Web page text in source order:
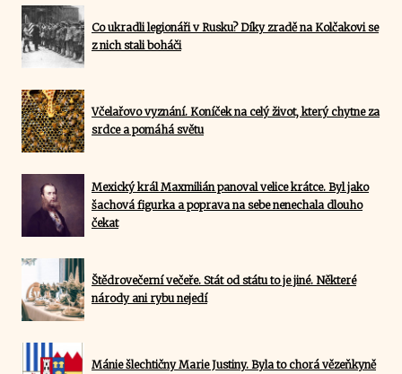
Co ukradli legionáři v Rusku? Díky zradě na Kolčakovi se
z nich stali boháči
Včelařovo vyznání. Koníček na celý život, který chytne za
srdce a pomáhá světu
Mexický král Maxmilián panoval velice krátce. Byl jako
šachová figurka a poprava na sebe nenechala dlouho
čekat
Štědrovečerní večeře. Stát od státu to je jiné. Některé
národy ani rybu nejedí
Mánie šlechtičny Marie Justiny. Byla to chorá vězeňkyně